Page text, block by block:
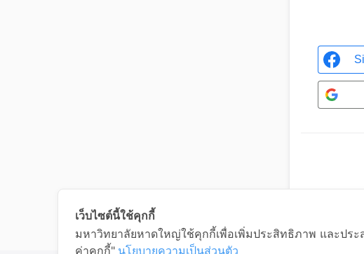
เว็บไซต์นี้ใช้คุกกี้
มหาวิทยาลัยหาดใหญ่ใช้คุกกี้เพื่อเพิ่มประสิทธิภาพ และปร
ค่าคุกกี้" นโยบายความเป็นส่วนตัว